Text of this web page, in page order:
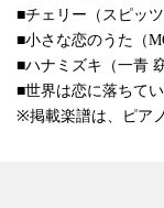
■チェリー（スピッツ
■小さな恋のうた（
■ハナミズキ（一青 窈
■世界は恋に落ちてい
※掲載楽譜は、ピア